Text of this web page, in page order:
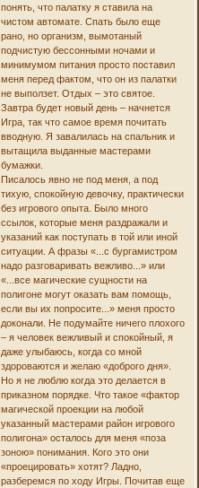
понять, что палатку я ставила на
чистом автомате. Спать было еще
рано, но организм, вымотаный
подчистую бессонными ночами и
минимумом питания просто поставил
меня перед фактом, что он из палатки
не выползет. Отдых – это святое.
Завтра будет новый день – начнется
Игра, так что самое время почитать
вводную. Я завалилась на спальник и
вытащила выданные мастерами
бумажки.
Писалось явно не под меня, а под
тихую, спокойную девочку, практически
без игрового опыта. Было много
ссылок, которые меня раздражали и
указаний как поступать в той или иной
ситуации. А фразы «...с бургамистром
надо разговаривать вежливо...» или
«...все магические сущности на
полигоне могут оказать вам помощь,
если вы их попросите...» меня просто
доконали. Не подумайте ничего плохого
– я человек вежливый и спокойный, я
даже улыбаюсь, когда со мной
здороваются и желаю «доброго дня».
Но я не люблю когда это делается в
приказном порядке. Что такое «фактор
магической проекции на любой
указанный мастерами район игрового
полигона» осталось для меня «поза
зоною» понимания. Кого это они
«проецировать» хотят? Ладно,
разберемся по ходу Игры. Почитав еще